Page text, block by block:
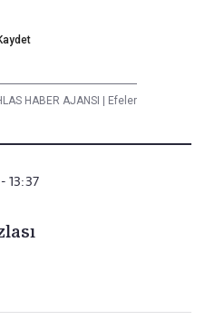
HABER AJANSI Efeler
13:37